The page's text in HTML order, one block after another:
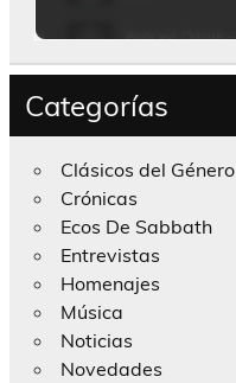
Categorías
Clásicos del Género
Crónicas
Ecos De Sabbath
Entrevistas
Homenajes
Música
Noticias
Novedades